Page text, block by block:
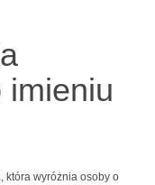
imieniu
która wyróżnia osoby o